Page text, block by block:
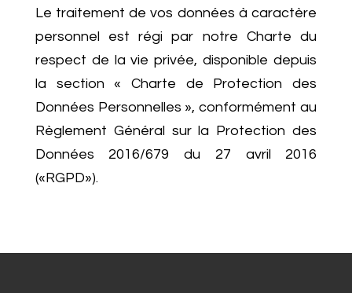
Le traitement de vos données à caractère
personnel est régi par notre Charte du
respect de la vie privée, disponible depuis
la section « Charte de Protection des
Données Personnelles », conformément au
Règlement Général sur la Protection des
Données 2016/679 du 27 avril 2016
(«RGPD»).